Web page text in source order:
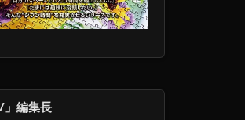
」編集長